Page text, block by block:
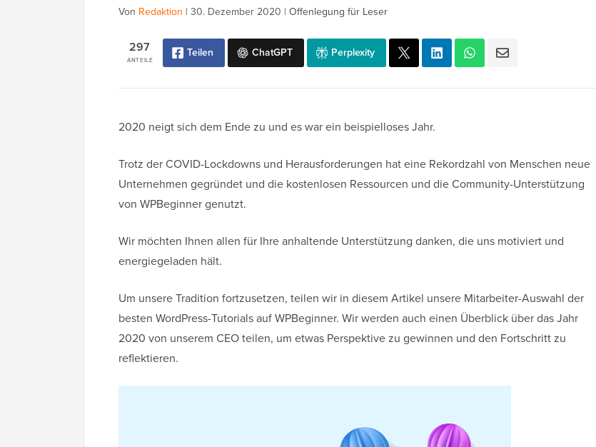
Von Redaktion | 30. Dezember 2020 | Offenlegung für Leser
ANTEILE
297 Teilen ChatGPT Perplexity
2020 neigt sich dem Ende zu und es war ein beispielloses Jahr.
Trotz der COVID-Lockdowns und Herausforderungen hat eine Rekordzahl von Menschen neue
Unternehmen gegründet und die kostenlosen Ressourcen und die Community-Unterstützung
von WPBeginner genutzt.
Wir möchten Ihnen allen für Ihre anhaltende Unterstützung danken, die uns motiviert und
energiegeladen hält.
Um unsere Tradition fortzusetzen, teilen wir in diesem Artikel unsere Mitarbeiter-Auswahl der
besten WordPress-Tutorials auf WPBeginner. Wir werden auch einen Überblick über das Jahr
2020 von unserem CEO teilen, um etwas Perspektive zu gewinnen und den Fortschritt zu
reflektieren.